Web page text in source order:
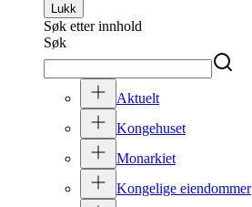
Lukk
Søk etter innhold
Søk
Aktuelt
Kongehuset
Monarkiet
Kongelige eiendommer